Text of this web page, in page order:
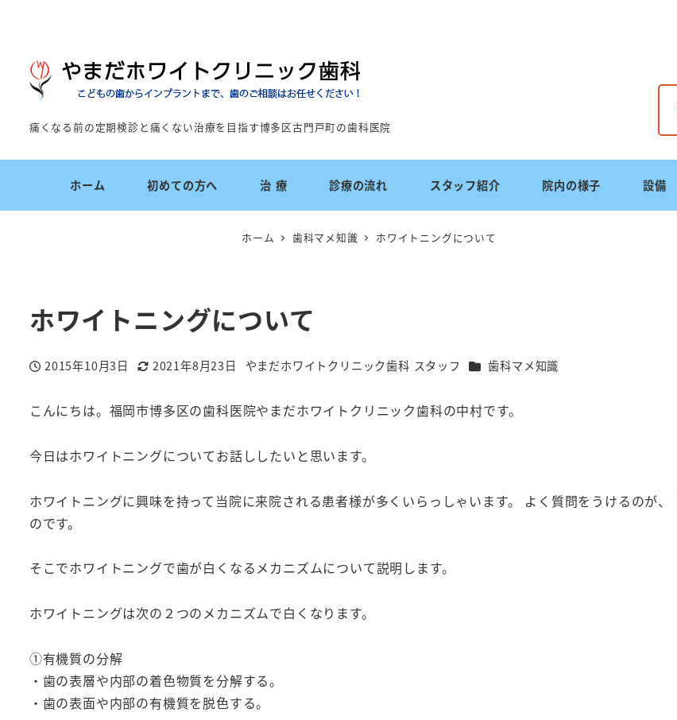
痛くなる前の定期検診と痛くない治療を目指す博多区古門戸町の歯科医院
ホーム 初めての方へ 治 療 診療の流れ スタッフ紹介 院内の様子 設備
ホーム 歯科マメ知識 ホワイトニングについて
ホワイトニングについて
投稿日
2015年10月3日
更新日
2021年8月23日
著
やまだホワイトクリニック歯科 スタッフ カテゴリー
歯科マメ知識
こんにちは。福岡市博多区の歯科医院やまだホワイトクリニック歯科の中村です。
今日はホワイトニングについてお話ししたいと思います。
ホワイトニングに興味を持って当院に来院される患者様が多くいらっしゃいます。 よく質問をうけるのが
のです。
そこでホワイトニングで歯が白くなるメカニズムについて説明します。
ホワイトニングは次の２つのメカニズムで白くなります。
①有機質の分解
・歯の表層や内部の着色物質を分解する。
・歯の表面や内部の有機質を脱色する。